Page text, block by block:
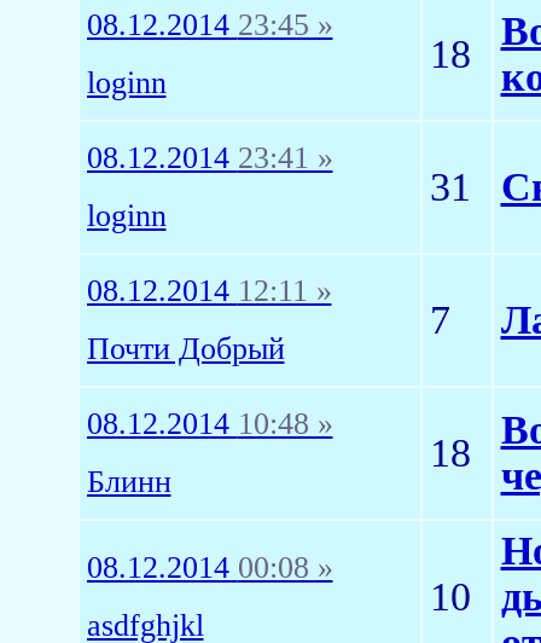
08.12.2014 23:45 »
loginn
18
08.12.2014 23:41 »
loginn
31
08.12.2014 12:11 »
Почти Добрый
7
08.12.2014 10:48 »
Блинн
18
08.12.2014 00:08 »
asdfghjkl
10